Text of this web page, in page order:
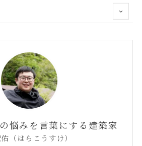
悩みを言葉にする建築家
（はらこうすけ）